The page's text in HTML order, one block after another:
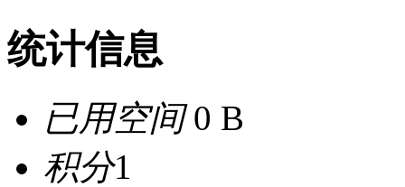
统计信息
已用空间0 B
积分1